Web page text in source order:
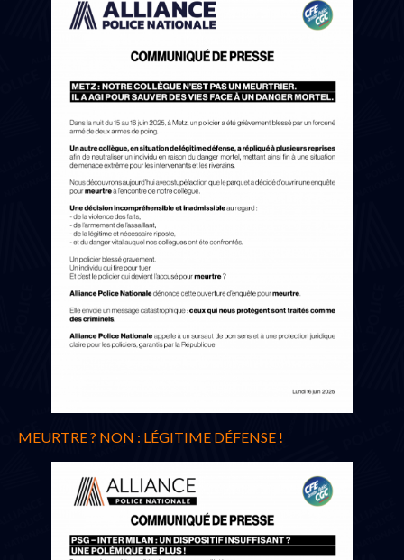
MEURTRE ? NON : LÉGITIME DÉFENSE !